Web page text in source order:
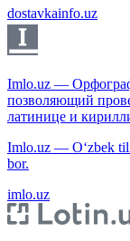
dostavkainfo.uz
Imlo.uz —
позволяющий
латинице и
Imlo.uz — O‘zbek
bor.
imlo.uz